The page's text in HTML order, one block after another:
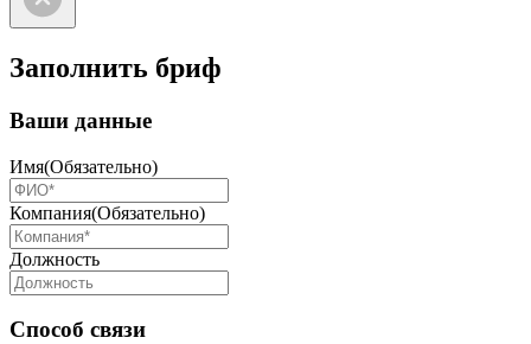
Заполнить бриф
Ваши данные
Имя(Обязательно)
Компания(Обязательно)
Должность
Способ связи